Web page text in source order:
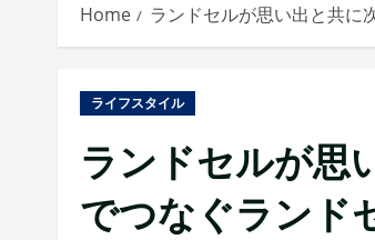
Home ランドセルが思い出と共に
ライフスタイル
ランドセルが思
でつなぐランド